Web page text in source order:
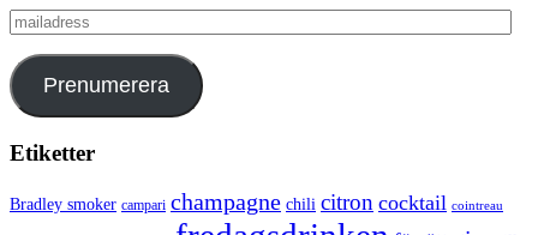
mailadress
Prenumerera
Etiketter
Bradley smoker campari champagne chili citron cocktail cointreau